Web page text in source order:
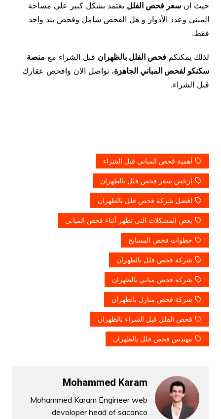
حيث ان سعر فحص الفلل يعتمد بشكل كبير علي مساحة
المبنى وعدد الأدوار و هل الفحص شامل وفحص بند واحد
فقط.
لذلك يمكنكم فحص الفلل بالظهران قبل الشراء مع منصة
سكنكو لفحص المباني الجاهزة، تواصل الان وافحص عقارك
قبل الشراء.
أهمية فحص المباني قبل الشراء
ارخص سعر فحص فلل بالظهران
افضل شركة فحص فلل بالظهران
بعض المشكلات التي تظهر أثناء فحص المباني
خطوات فحص المسابح
شركة فحص فلل بالظهران
شركة فحص مباني بالظهران
شركة فحص منازل بالظهران
فحص الفلل قبل الشراء بالظهران
مهندس فحص فلل بالظهران
Mohammed Karam
Mohammed Karam Engineer web
devoloper head of sacanco